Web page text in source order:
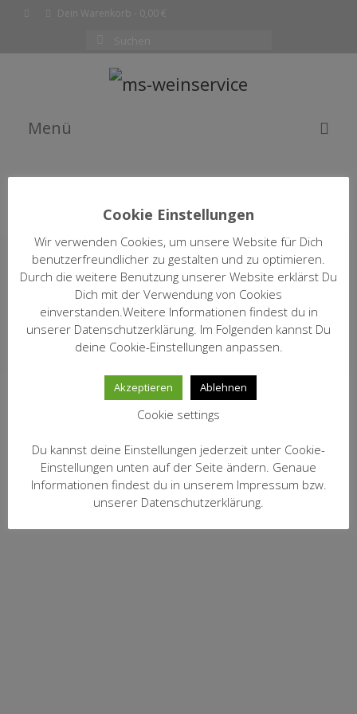
Dein Warenkorb 0,00 €
nach:
Menü
SHOP
KOMPLETTE WEINLISTE
WARENKORB
KASSE
Datenschutzbelehrung
Versandarten
Zahlungsarten
WEIN-ABO
FACEBOOK WARENKORB AGB IMPRESSUM
JUGENDSCHUTZ
DATENSCHUTZ
© MICHAEL SACKMANN 2026| FRONTEND & WEBDESIGN | BENDERTAINMENT |
MARIO BENDER
DATENSCHUTZ & COOKIE EINSTELLUNGEN
Cookie Einstellungen
Wir verwenden Cookies, um unsere Website für Dich
benutzerfreundlicher zu gestalten und zu optimieren.
Durch die weitere Benutzung unserer Website erklärst Du
Dich mit der Verwendung von Cookies
einverstanden.Weitere Informationen findest du in
unserer Datenschutzerklärung. Im Folgenden kannst Du
deine Cookie-Einstellungen anpassen.
Akzeptieren Ablehnen
Cookie settings
Du kannst deine Einstellungen jederzeit unter Cookie-
Einstellungen unten auf der Seite ändern. Genaue
Informationen findest du in unserem Impressum bzw.
unserer Datenschutzerklärung.